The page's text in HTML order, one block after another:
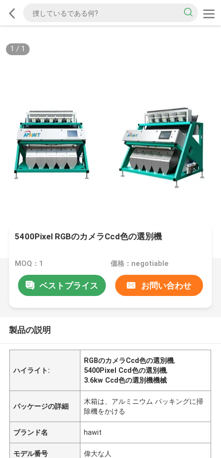
1 / 1
5400Pixel RGBのカメラCcd色の選別機
MOQ：1 価格：negotiable
ベストプライス お問い合わせ
製品の説明
ハイライト:
RGBのカメラCcd色の選別機,
5400Pixel Ccd色の選別機,
3.6kw Ccd色の選別機機械
パッケージの詳細
木箱は、アルミニウム パッキングに掃
除機をかける
ブランド名 hawit
モデル番号 偉大な人